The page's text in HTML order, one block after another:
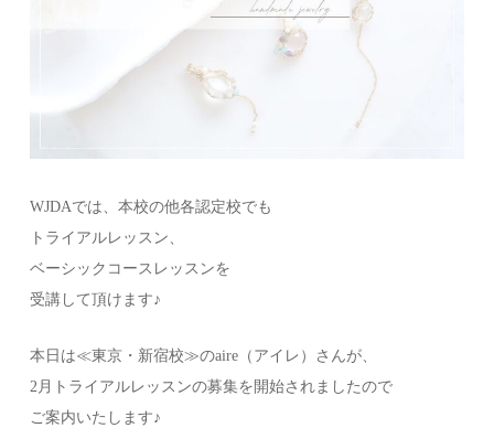
WJDAでは、本校の他各認定校でも
トライアルレッスン、
ベーシックコースレッスンを
受講して頂けます♪
本日は≪東京・新宿校≫のaire（アイレ）さんが、
2月トライアルレッスンの募集を開始されましたので
ご案内いたします♪